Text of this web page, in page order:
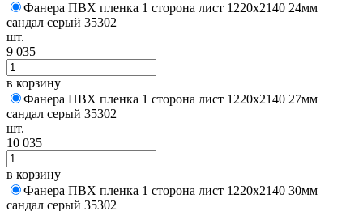
Фанера ПВХ пленка 1 сторона лист 1220х2140 24мм
сандал серый 35302
шт.
9 035
в корзину
Фанера ПВХ пленка 1 сторона лист 1220х2140 27мм
сандал серый 35302
шт.
10 035
в корзину
Фанера ПВХ пленка 1 сторона лист 1220х2140 30мм
сандал серый 35302